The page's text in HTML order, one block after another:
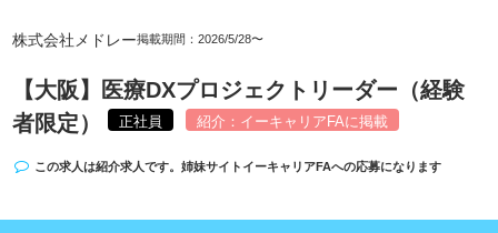
株式会社メドレー掲載期間：2026/5/28〜
【大阪】医療DXプロジェクトリーダー（経験
者限定）
正社員 紹介：イーキャリアFAに掲載
この求人は紹介求人です。姉妹サイト イーキャリアFAへの応募になります